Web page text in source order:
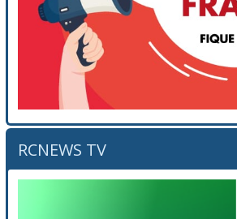
RCNEWS TV